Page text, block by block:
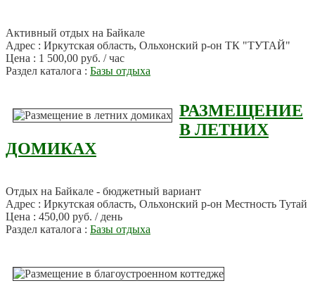
Активный отдых на Байкале
Адрес : Иркутская область, Ольхонский р-он ТК "ТУТАЙ"
Цена : 1 500,00 руб. / час
Раздел каталога : Базы отдыха
РАЗМЕЩЕНИЕ
В ЛЕТНИХ
ДОМИКАХ
Отдых на Байкале - бюджетный вариант
Адрес : Иркутская область, Ольхонский р-он Местность Тутай
Цена : 450,00 руб. / день
Раздел каталога : Базы отдыха